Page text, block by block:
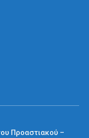
Προαστιακού –